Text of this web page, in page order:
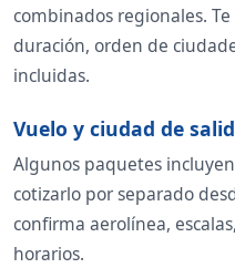
combinados regionales.
duración, orden de
incluidas.
Vuelo y ciudad de
Algunos paquetes
cotizarlo por separado
confirma aerolínea,
horarios.